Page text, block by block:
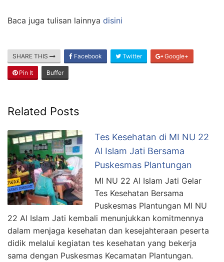
Baca juga tulisan lainnya disini
SHARE THIS Facebook Twitter Google+
Pin It Buffer
Related Posts
Tes Kesehatan di MI NU 22
Al Islam Jati Bersama
Puskesmas Plantungan
MI NU 22 Al Islam Jati Gelar
Tes Kesehatan Bersama
Puskesmas Plantungan MI NU
22 Al Islam Jati kembali menunjukkan komitmennya
dalam menjaga kesehatan dan kesejahteraan peserta
didik melalui kegiatan tes kesehatan yang bekerja
sama dengan Puskesmas Kecamatan Plantungan.